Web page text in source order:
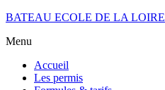
BATEAU ECOLE DE LA LOIRE
Menu
Accueil
Les permis